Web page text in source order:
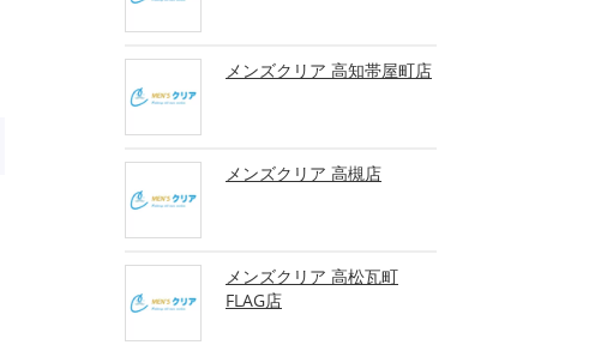
メンズクリア 高知帯屋町店
メンズクリア 高槻店
メンズクリア 高松瓦町
FLAG店